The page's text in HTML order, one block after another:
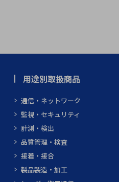
用途別取扱商品
通信・ネットワーク
監視・セキュリティ
計測・検出
品質管理・検査
接着・接合
製品製造・加工